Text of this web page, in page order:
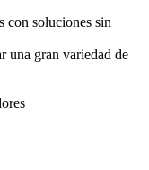
con soluciones sin
una gran variedad de